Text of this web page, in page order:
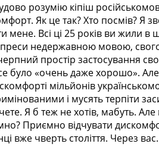
розумію кіпіш
Як це так? Хто посмів? Я
мене. Всі ці 25 років ви жили
преси недержавною мовою,
простір застосування
було «очень даже хорошо».
мільйонів
і мусять терпіти
Я б теж не хотів, мабуть.
Приємно відчувати
вже чверть століття. Через